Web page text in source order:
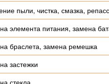
пыли, чистка, смазка,
элемента питания, замена
браслета, замена ремешка
застежки
стекла